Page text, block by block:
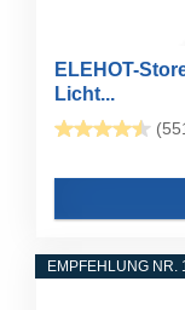
ELEHOT-
Licht...
EMPFEHLUNG NR.